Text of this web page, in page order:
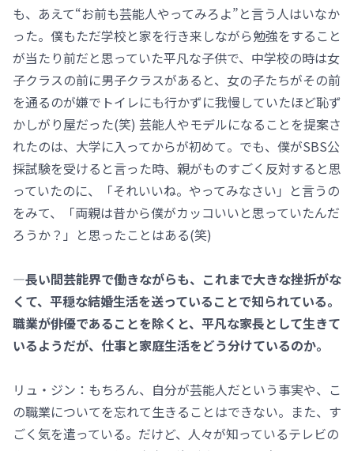
も、あえて“お前も芸能人やってみろよ”と言う人はいなか
った。僕もただ学校と家を行き来しながら勉強をすること
が当たり前だと思っていた平凡な子供で、中学校の時は女
子クラスの前に男子クラスがあると、女の子たちがその前
を通るのが嫌でトイレにも行かずに我慢していたほど恥ず
かしがり屋だった(笑) 芸能人やモデルになることを提案さ
れたのは、大学に入ってからが初めて。でも、僕がSBS公
採試験を受けると言った時、親がものすごく反対すると思
っていたのに、「それいいね。やってみなさい」と言うの
をみて、「両親は昔から僕がカッコいいと思っていたんだ
ろうか？」と思ったことはある(笑)
―長い間芸能界で働きながらも、これまで大きな挫折がな
くて、平穏な結婚生活を送っていることで知られている。
職業が俳優であることを除くと、平凡な家長として生きて
いるようだが、仕事と家庭生活をどう分けているのか。
リュ・ジン：もちろん、自分が芸能人だという事実や、こ
の職業についてを忘れて生きることはできない。また、す
ごく気を遣っている。だけど、人々が知っているテレビの